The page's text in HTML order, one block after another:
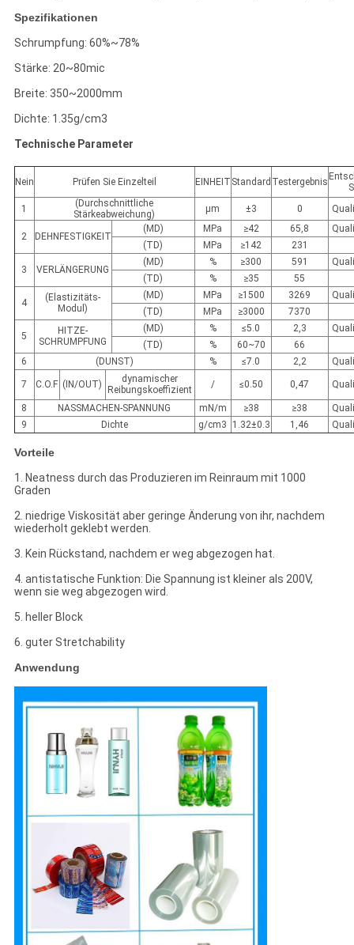
Spezifikationen
Schrumpfung: 60%~78%
Stärke: 20~80mic
Breite: 350~2000mm
Dichte: 1.35g/cm3
Technische Parameter
Nein Prüfen Sie Einzelteil EINHEIT Standard Testergebnis
1
(Durchschnittliche
Stärkeabweichung)
μm ±3 0
2 DEHNFESTIGKEIT
(MD) MPa ≥42 65,8
(TD)
MPa ≥142 231
3 VERLÄNGERUNG
(MD) % ≥300 591
(TD)
% ≥35 55
4
(Elastizitäts-
Modul)
(MD) MPa ≥1500 3269
(TD)
MPa ≥3000 7370
5
HITZE-
SCHRUMPFUNG
(MD) % ≤5.0 2,3
(TD)
% 60~70
66
6
(DUNST) % ≤7.0 2,2
7 C.O.F (IN/OUT)
dynamischer
Reibungskoeffizient
/ ≤0.50 0,47
8 NASSMACHEN-SPANNUNG mN/m ≥38 ≥38
9
Dichte g/cm3 1.32±0.3 1,46
Vorteile
1. Neatness durch das Produzieren im Reinraum mit 1000
Graden
2. niedrige Viskosität aber geringe Änderung von ihr, nachdem
wiederholt geklebt werden.
3. Kein Rückstand, nachdem er weg abgezogen hat.
4. antistatische Funktion: Die Spannung ist kleiner als 200V,
wenn sie weg abgezogen wird.
5. heller Block
6. guter Stretchability
Anwendung